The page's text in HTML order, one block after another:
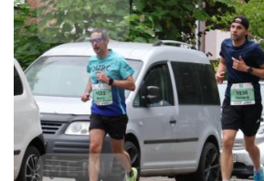
21.09.2025 11:23:35